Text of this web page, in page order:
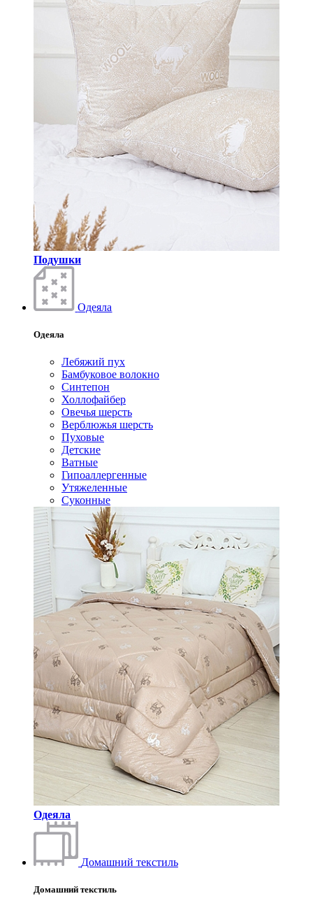
Подушки
Одеяла
Одеяла
Лебяжий пух
Бамбуковое волокно
Синтепон
Холлофайбер
Овечья шерсть
Верблюжья шерсть
Пуховые
Детские
Ватные
Гипоаллергенные
Утяжеленные
Суконные
Одеяла
Домашний текстиль
Домашний текстиль